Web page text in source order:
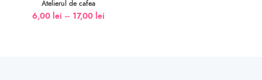
Atelierul de cafea
6,00 lei – 17,00 lei